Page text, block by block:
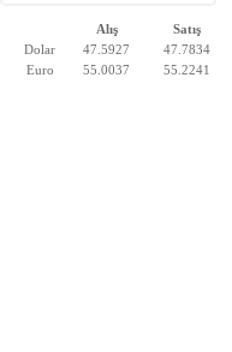
Alış
Satış
Dolar
47.5927
47.7834
Euro
55.0037 55.2241